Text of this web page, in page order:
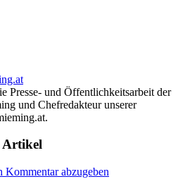
Presse- und Öffentlichkeitsarbeit der
und Chefredakteur unserer
Artikel
Kommentar abzugeben